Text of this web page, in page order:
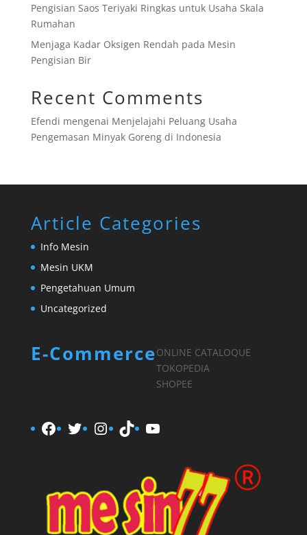
Pengisian Saos Teriyaki Ringkas untuk Usaha Skala
Rumahan
Menjaga Kadar Oksigen Rendah pada Mesin
Pengisian Bir
Recent Comments
Efendi mengenai Menjelajahi Peluang Usaha
Pengemasan Minyak Goreng di Indonesia
Article Categories
Info Mesin
Mesin UKM
Pengetahuan Umum
Uncategorized
E-CommerceONLINE CATALOQUE
TOKOPEDIA
SHOPEE
Facebook
TwitterInstagram
TikTokYouTube